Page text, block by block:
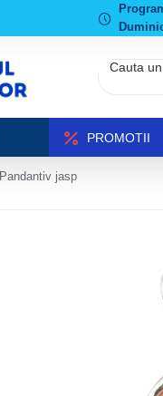
PROMOTII
Pandantiv jasp